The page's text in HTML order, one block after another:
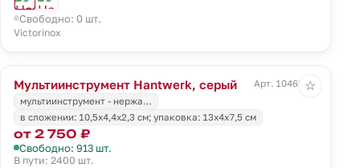
Свободно: 0 шт.
Victorinox
Мультиинструмент Hantwerk, серый
Арт. 10462.10
мультиинструмент - нержа…
в сложении: 10,5х4,4х2,3 см; упаковка: 13х4х7,5 см
от 2 750 ₽
Свободно: 913 шт.
В пути: 2400 шт.
☆